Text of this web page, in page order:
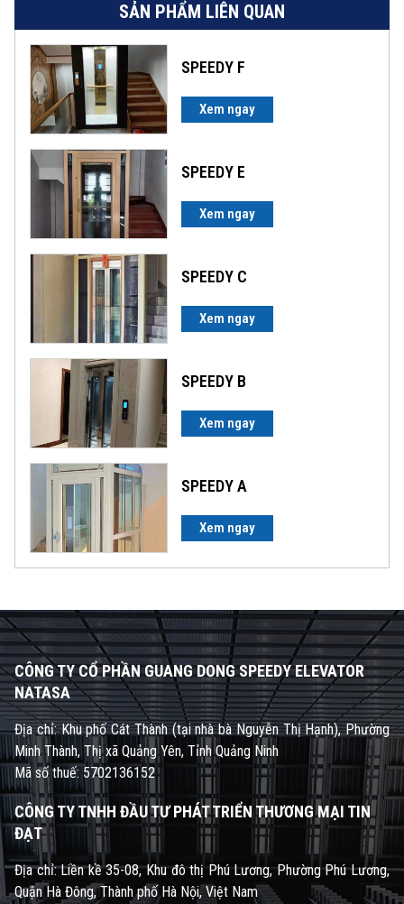
SẢN PHẨM LIÊN QUAN
SPEEDY F
Xem ngay
SPEEDY E
Xem ngay
SPEEDY C
Xem ngay
SPEEDY B
Xem ngay
SPEEDY A
Xem ngay
CÔNG TY CỔ PHẦN GUANG DONG SPEEDY ELEVATOR
NATASA
Địa chỉ: Khu phố Cát Thành (tại nhà bà Nguyễn Thị Hạnh), Phường
Minh Thành, Thị xã Quảng Yên, Tỉnh Quảng Ninh
Mã số thuế: 5702136152
CÔNG TY TNHH ĐẦU TƯ PHÁT TRIỂN THƯƠNG MẠI TIN
ĐẠT
Địa chỉ: Liền kề 35-08, Khu đô thị Phú Lương, Phường Phú Lương,
Quận Hà Đông, Thành phố Hà Nội, Việt Nam